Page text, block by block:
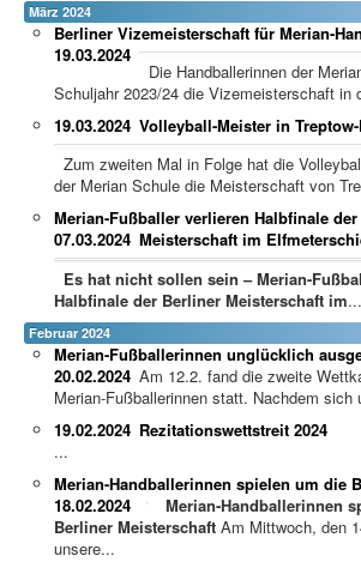
März 2024
Berliner Vizemeisterschaft für Merian-
19.03.2024
Die Handballerinnen der
Schuljahr 2023/24 die Vizemeisterschaft in
Volleyball-Meister in
19.03.2024
Zum zweiten Mal in Folge hat die
der Merian Schule die Meisterschaft von
Merian-Fußballer verlieren Halbfinale
Meisterschaft im
07.03.2024
Es hat nicht sollen sein – Merian-
Halbfinale der Berliner Meisterschaft im...
Februar 2024
Merian-Fußballerinnen unglücklich
20.02.2024 Am 12.2. fand die zweite
Merian-Fußballerinnen statt. Nachdem sich
Rezitationswettstreit 2024
19.02.2024
...
Merian-Handballerinnen spielen um die
18.02.2024
Merian-Handballerinnen
Berliner Meisterschaft Am Mittwoch, den
unsere...